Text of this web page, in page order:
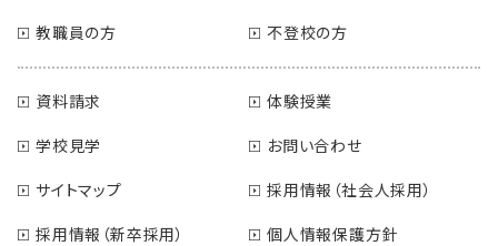
教職員の方
不登校の方
資料請求
体験授業
学校見学
お問い合わせ
サイトマップ
採用情報（社会人採用）
採用情報（新卒採用）
個人情報保護方針